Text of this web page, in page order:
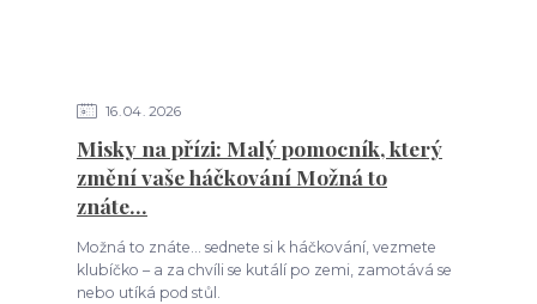
16 04 2026
Misky na přízi: Malý pomocník, který
změní vaše háčkování Možná to
znáte…
Možná to znáte… sednete si k háčkování, vezmete
klubíčko – a za chvíli se kutálí po zemi, zamotává se
nebo utíká pod stůl.